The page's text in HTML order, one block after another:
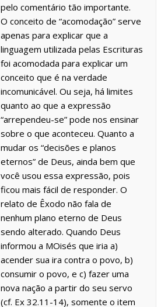
pelo comentário tão importante.
O conceito de “acomodação” serve
apenas para explicar que a
linguagem utilizada pelas Escrituras
foi acomodada para explicar um
conceito que é na verdade
incomunicável. Ou seja, há limites
quanto ao que a expressão
“arrependeu-se” pode nos ensinar
sobre o que aconteceu. Quanto a
mudar os “decisões e planos
eternos” de Deus, ainda bem que
você usou essa expressão, pois
ficou mais fácil de responder. O
relato de Êxodo não fala de
nenhum plano eterno de Deus
sendo alterado. Quando Deus
informou a MOisés que iria a)
acender sua ira contra o povo, b)
consumir o povo, e c) fazer uma
nova nação a partir do seu servo
(cf. Ex 32.11-14), somente o item